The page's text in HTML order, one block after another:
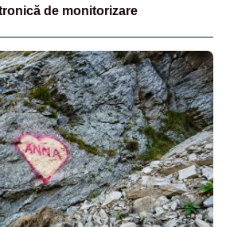
de monitorizare